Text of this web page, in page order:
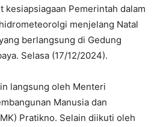
kesiapsiagaan Pemerintah dalam
menjelang Natal
berlangsung di Gedung
Selasa (17/12/2024).
langsung oleh Menteri
Manusia dan
Pratikno. Selain diikuti oleh